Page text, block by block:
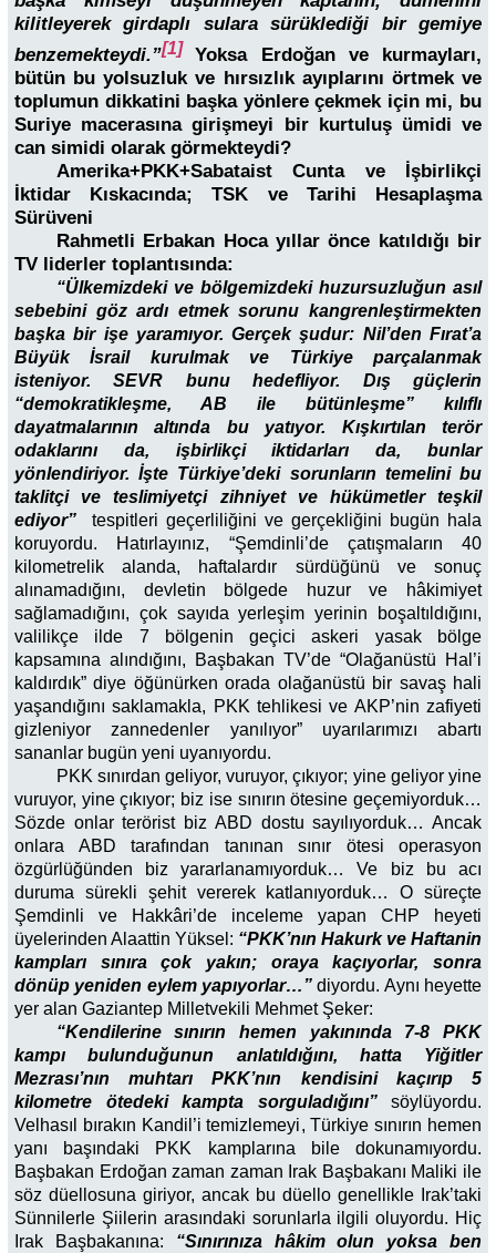
kilitleyerek girdaplı sulara sürüklediği bir gemiye
benzemekteydi.”[1]
Yoksa Erdoğan ve kurmayları,
bütün bu yolsuzluk ve hırsızlık ayıplarını örtmek ve
toplumun dikkatini başka yönlere çekmek için mi, bu
Suriye macerasına girişmeyi bir kurtuluş ümidi ve
can simidi olarak görmekteydi?
Amerika+PKK+Sabataist Cunta ve İşbirlikçi
İktidar Kıskacında; TSK ve Tarihi Hesaplaşma
Sürüveni
Rahmetli Erbakan Hoca yıllar önce katıldığı bir
TV liderler toplantısında:
“Ülkemizdeki ve bölgemizdeki huzursuzluğun asıl
sebebini göz ardı etmek sorunu kangrenleştirmekten
başka bir işe yaramıyor. Gerçek şudur: Nil’den Fırat’a
Büyük İsrail kurulmak ve Türkiye parçalanmak
isteniyor. SEVR bunu hedefliyor. Dış güçlerin
“demokratikleşme, AB ile bütünleşme” kılıflı
dayatmalarının altında bu yatıyor. Kışkırtılan terör
odaklarını da, işbirlikçi iktidarları da, bunlar
yönlendiriyor. İşte Türkiye’deki sorunların temelini bu
taklitçi ve teslimiyetçi zihniyet ve hükümetler teşkil
ediyor”
tespitleri geçerliliğini ve gerçekliğini bugün hala
koruyordu. Hatırlayınız, “Şemdinli’de çatışmaların 40
kilometrelik alanda, haftalardır sürdüğünü ve sonuç
alınamadığını, devletin bölgede huzur ve hâkimiyet
sağlamadığını, çok sayıda yerleşim yerinin boşaltıldığını,
valilikçe ilde 7 bölgenin geçici askeri yasak bölge
kapsamına alındığını, Başbakan TV’de “Olağanüstü Hal’i
kaldırdık” diye öğünürken orada olağanüstü bir savaş hali
yaşandığını saklamakla, PKK tehlikesi ve AKP’nin zafiyeti
gizleniyor zannedenler yanılıyor” uyarılarımızı abartı
sananlar bugün yeni uyanıyordu.
PKK sınırdan geliyor, vuruyor, çıkıyor; yine geliyor yine
vuruyor, yine çıkıyor; biz ise sınırın ötesine geçemiyorduk…
Sözde onlar terörist biz ABD dostu sayılıyorduk… Ancak
onlara ABD tarafından tanınan sınır ötesi operasyon
özgürlüğünden biz yararlanamıyorduk… Ve biz bu acı
duruma sürekli şehit vererek katlanıyorduk… O süreçte
Şemdinli ve Hakkâri’de inceleme yapan CHP heyeti
üyelerinden Alaattin Yüksel: “PKK’nın Hakurk ve Haftanin
kampları sınıra çok yakın; oraya kaçıyorlar, sonra
dönüp yeniden eylem yapıyorlar…” diyordu. Aynı heyette
yer alan Gaziantep Milletvekili Mehmet Şeker:
“Kendilerine sınırın hemen yakınında 7-8 PKK
kampı bulunduğunun anlatıldığını, hatta Yiğitler
Mezrası’nın muhtarı PKK’nın kendisini kaçırıp 5
kilometre ötedeki kampta sorguladığını”söylüyordu.
Velhasıl bırakın Kandil’i temizlemeyi, Türkiye sınırın hemen
yanı başındaki PKK kamplarına bile dokunamıyordu.
Başbakan Erdoğan zaman zaman Irak Başbakanı Maliki ile
söz düellosuna giriyor, ancak bu düello genellikle Irak’taki
Sünnilerle Şiilerin arasındaki sorunlarla ilgili oluyordu. Hiç
Irak Başbakanına: “Sınırınıza hâkim olun yoksa ben